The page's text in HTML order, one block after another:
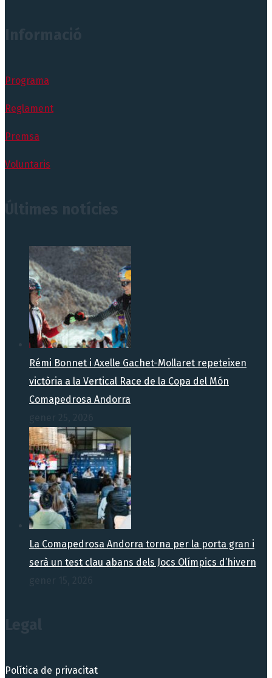
Programa
Reglament
Premsa
Voluntaris
Rémi Bonnet i Axelle Gachet-Mollaret repeteixen
victòria a la Vertical Race de la Copa del Món
Comapedrosa Andorra
La Comapedrosa Andorra torna per la porta gran i
serà un test clau abans dels Jocs Olímpics d’hivern
Política de privacitat